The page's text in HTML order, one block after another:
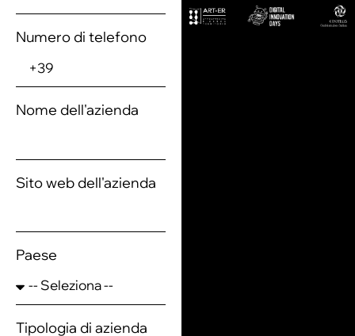
Numero di telefono
Nome dell'azienda
Sito web dell'azienda
Paese
Tipologia di azienda